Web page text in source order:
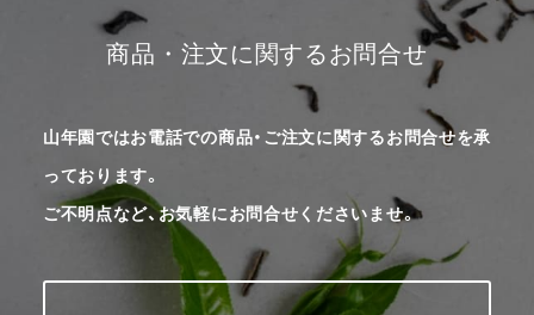
商品・注文に関するお問合せ
山年園ではお電話での商品・ご注文に関するお問合せを承
っております。
ご不明点など、お気軽にお問合せくださいませ。